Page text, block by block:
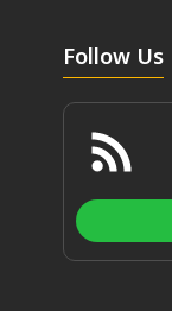
Follow Us